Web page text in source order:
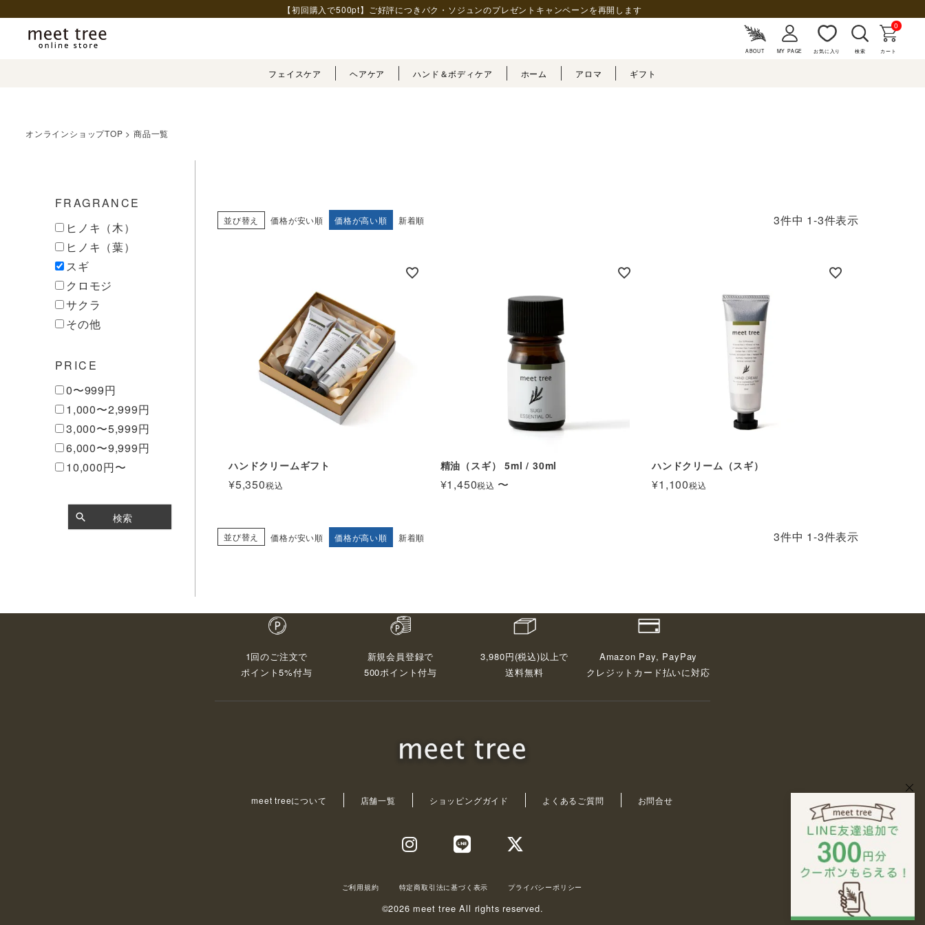
【初回購入で500pt】ご好評につきパク・ソジュンのプレゼントキャンペーンを再開します
ABOUT MY PAGE お気に入り 検索
0
カート
フェイスケア ヘアケア ハンド＆ボディケア ホーム アロマ ギフト
オンラインショップTOP 商品一覧
FRAGRANCE
ヒノキ（木）
ヒノキ（葉）
スギ
クロモジ
サクラ
その他
PRICE
0〜999円
1,000〜2,999円
3,000〜5,999円
6,000〜9,999円
10,000円〜
検索
並び替え 価格が安い順 価格が高い順 新着順 3件中 1-3件表示
ハンドクリームギフト
¥5,350税込
精油（スギ） 5ml / 30ml
¥1,450税込 〜
ハンドクリーム（スギ）
¥1,100税込
並び替え 価格が安い順 価格が高い順 新着順 3件中 1-3件表示
1回のご注文で
ポイント5%付与
新規会員登録で
500ポイント付与
3,980円(税込)以上で
送料無料
Amazon Pay, PayPay
クレジットカード払いに対応
meet treeについて 店舗一覧 ショッピングガイド よくあるご質問 お問合せ
ご利用規約 特定商取引法に基づく表示 プライバシーポリシー
©2026 meet tree All rights reserved.